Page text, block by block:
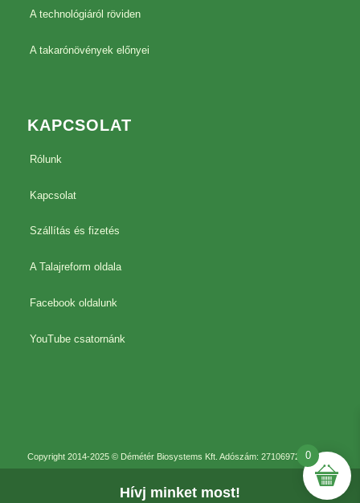
A technológiáról röviden
A takarónövények előnyei
KAPCSOLAT
Rólunk
Kapcsolat
Szállítás és fizetés
A Talajreform oldala
Facebook oldalunk
YouTube csatornánk
Copyright 2014-2025 © Démétér Biosystems Kft. Adószám: 27106972-2-41
Adatkezelési szabályzat
Általános szerződési feltételek
0
Hívj minket most!